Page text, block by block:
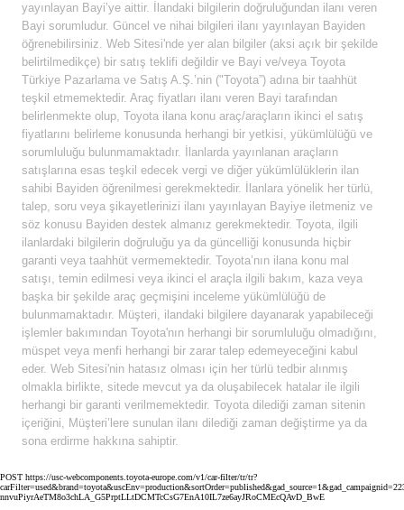
yayınlayan Bayi’ye aittir. İlandaki bilgilerin doğruluğundan ilanı veren
Bayi sorumludur. Güncel ve nihai bilgileri ilanı yayınlayan Bayiden
öğrenebilirsiniz. Web Sitesi'nde yer alan bilgiler (aksi açık bir şekilde
belirtilmedikçe) bir satış teklifi değildir ve Bayi ve/veya Toyota
Türkiye Pazarlama ve Satış A.Ş.’nin ("Toyota”) adına bir taahhüt
teşkil etmemektedir. Araç fiyatları ilanı veren Bayi tarafından
belirlenmekte olup, Toyota ilana konu araç/araçların ikinci el satış
fiyatlarını belirleme konusunda herhangi bir yetkisi, yükümlülüğü ve
sorumluluğu bulunmamaktadır. İlanlarda yayınlanan araçların
satışlarına esas teşkil edecek vergi ve diğer yükümlülüklerin ilan
sahibi Bayiden öğrenilmesi gerekmektedir. İlanlara yönelik her türlü,
talep, soru veya şikayetlerinizi ilanı yayınlayan Bayiye iletmeniz ve
söz konusu Bayiden destek almanız gerekmektedir. Toyota, ilgili
ilanlardaki bilgilerin doğruluğu ya da güncelliği konusunda hiçbir
garanti veya taahhüt vermemektedir. Toyota’nın ilana konu mal
satışı, temin edilmesi veya ikinci el araçla ilgili bakım, kaza veya
başka bir şekilde araç geçmişini inceleme yükümlülüğü de
bulunmamaktadır. Müşteri, ilandaki bilgilere dayanarak yapabileceği
işlemler bakımından Toyota'nın herhangi bir sorumluluğu olmadığını,
müspet veya menfi herhangi bir zarar talep edemeyeceğini kabul
eder. Web Sitesi'nin hatasız olması için her türlü tedbir alınmış
olmakla birlikte, sitede mevcut ya da oluşabilecek hatalar ile ilgili
herhangi bir garanti verilmemektedir. Toyota dilediği zaman sitenin
içeriğini, Müşteri’lere sunulan ilanı dilediği zaman değiştirme ya da
sona erdirme hakkına sahiptir.
POST https://usc-webcomponents.toyota-europe.com/v1/car-filter/tr/tr?
nnvuPiyrAeTM8o3chLA_G5PrptLLtDCMTcCsG7EnA10IL7ze6ayJRoCMEcQAvD_BwE